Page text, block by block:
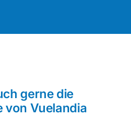
gerne die
von Vuelandia